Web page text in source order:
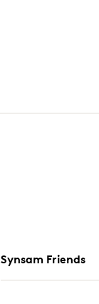
Synsam Friends